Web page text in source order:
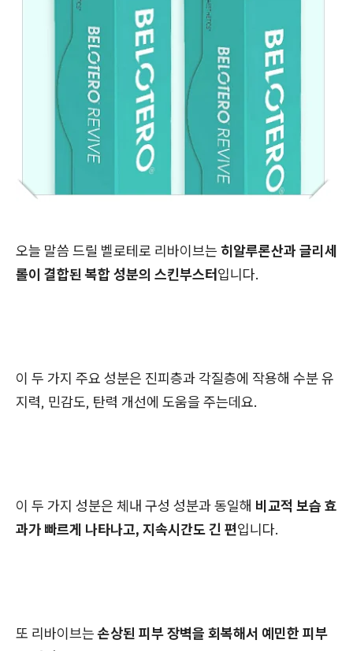
오늘 말씀 드릴 벨로테로 리바이브는 히알루론산과 글리세
롤이 결합된 복합 성분의 스킨부스터입니다.
이 두 가지 주요 성분은 진피층과 각질층에 작용해 수분 유
지력, 민감도, 탄력 개선에 도움을 주는데요.
이 두 가지 성분은 체내 구성 성분과 동일해 비교적 보습 효
과가 빠르게 나타나고, 지속시간도 긴 편입니다.
또 리바이브는손상된 피부 장벽을 회복해서 예민한 피부